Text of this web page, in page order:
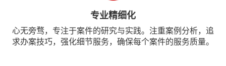
专业精细化
心无旁骛，专注于案件的研究与实践。注重案例分析，追
求办案技巧，强化细节服务，确保每个案件的服务质量。